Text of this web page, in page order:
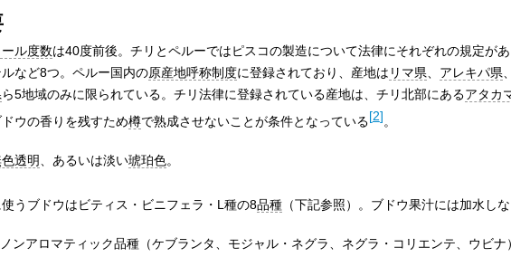
ル度数は40度前後。チリとペルーではピスコの製造について法律にそれぞれの規定が
ルなど8つ。ペルー国内の原産地呼称制度に登録されており、産地は リマ県 アレキパ県
ら5地域のみに限られている。チリ法律に登録されている産地は、チリ北部にあるアタカ
ウの香りを残すため樽で熟成させないことが条件となっている[2]。
透明 、あるいは淡い琥珀色。
使うブドウはビティス・ビニフェラ・L種の8品種（下記参照）。ブドウ果汁には加水し
ノンアロマティック品種（ケブランタ、モジャル・ネグラ、ネグラ・コリエンテ、ウビナ）